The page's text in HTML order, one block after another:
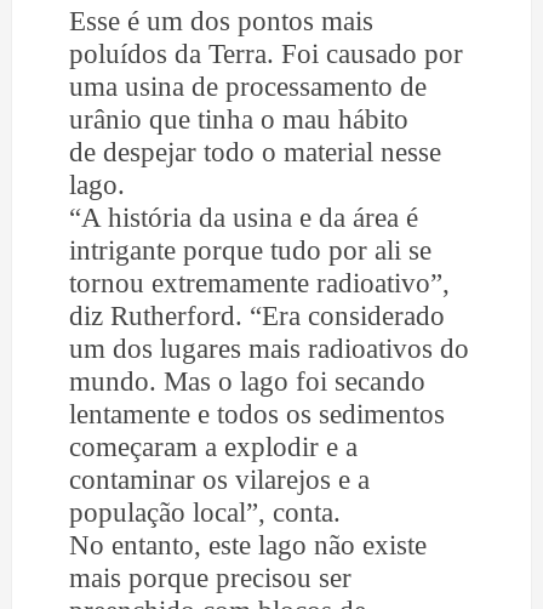
Esse é um dos pontos mais
poluídos da Terra. Foi causado por
uma usina de processamento de
urânio que tinha o mau hábito
de despejar todo o material nesse
lago.
“A história da usina e da área é
intrigante porque tudo por ali se
tornou extremamente radioativo”,
diz Rutherford. “Era considerado
um dos lugares mais radioativos do
mundo. Mas o lago foi secando
lentamente e todos os sedimentos
começaram a explodir e a
contaminar os vilarejos e a
população local”, conta.
No entanto, este lago não existe
mais porque precisou ser